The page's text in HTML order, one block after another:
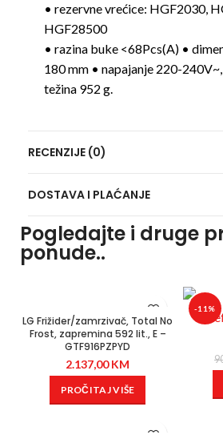
• rezervne vrećice: HGF2030,
HGF28500
• razina buke <68Pcs(A) •
180 mm • napajanje 220-
težina 952 g.
RECENZIJE (0)
DOSTAVA I PLAĆANJE
Pogledajte i druge
ponude..
LG Frižider/zamrzivač, Total No
Frost, zapremina 592 lit., E –
GTF916PZPYD
2.137,00KM
PROČITAJ VIŠE
-11%